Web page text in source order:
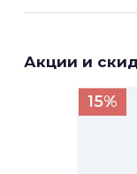
Акции и
15%